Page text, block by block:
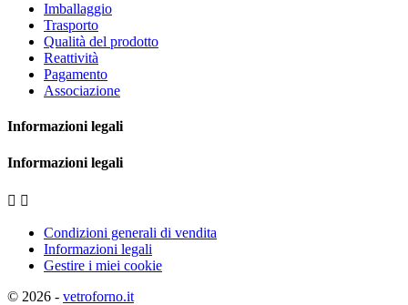
Imballaggio
Trasporto
Qualità del prodotto
Reattività
Pagamento
Associazione
Informazioni legali
Informazioni legali
 
Condizioni generali di vendita
Informazioni legali
Gestire i miei cookie
© 2026 - vetroforno.it